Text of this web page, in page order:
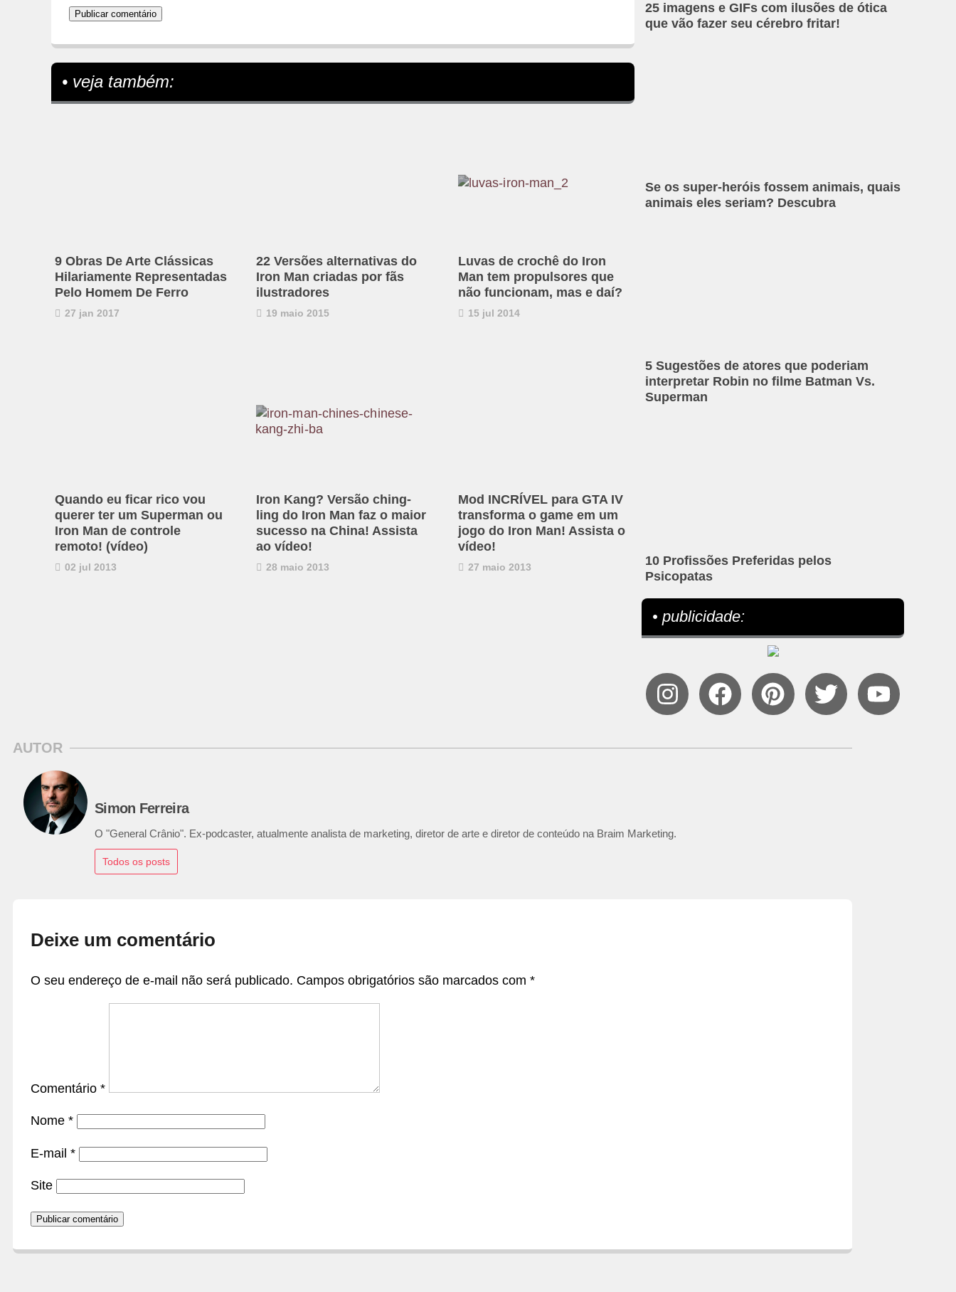
• veja também:
9 Obras De Arte Clássicas
Hilariamente Representadas
Pelo Homem De Ferro
27 jan 2017
22 Versões alternativas do
Iron Man criadas por fãs
ilustradores
19 maio 2015
Luvas de crochê do Iron
Man tem propulsores que
não funcionam, mas e daí?
15 jul 2014
Quando eu ficar rico vou
querer ter um Superman ou
Iron Man de controle
remoto! (vídeo)
02 jul 2013
Iron Kang? Versão ching-
ling do Iron Man faz o maior
sucesso na China! Assista
ao vídeo!
28 maio 2013
Mod INCRÍVEL para GTA IV
transforma o game em um
jogo do Iron Man! Assista o
vídeo!
27 maio 2013
25 imagens e GIFs com ilusões de ótica
que vão fazer seu cérebro fritar!
Se os super-heróis fossem animais, quais
animais eles seriam? Descubra
5 Sugestões de atores que poderiam
interpretar Robin no filme Batman Vs.
Superman
10 Profissões Preferidas pelos
Psicopatas
• publicidade:
AUTOR
Simon Ferreira
O "General Crânio". Ex-podcaster, atualmente analista de marketing, diretor de arte e diretor de conteúdo na Braim Marketing.
Todos os posts
Deixe um comentário
O seu endereço de e-mail não será publicado. Campos obrigatórios são marcados com *
Comentário *
Nome *
E-mail *
Site